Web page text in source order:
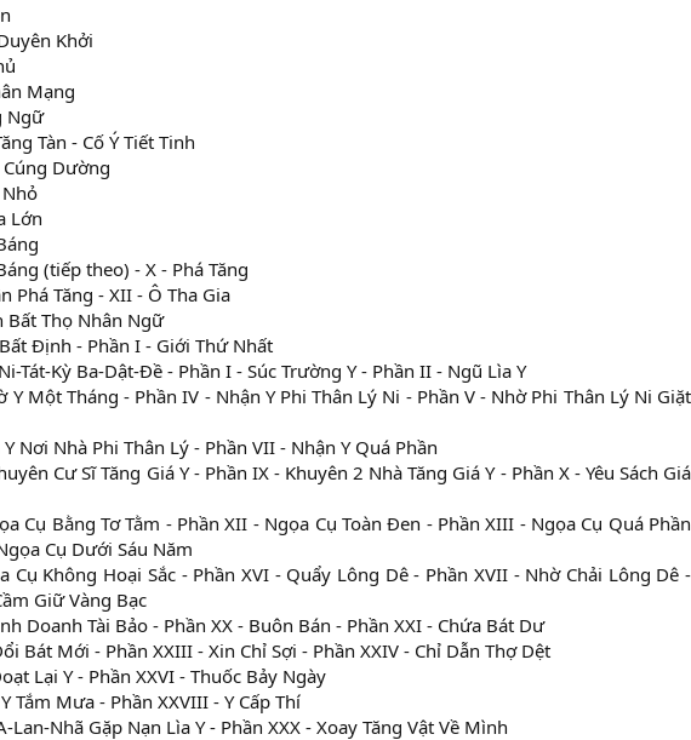
Khởi
Mạng
Ngữ
Tàn - Cố Ý Tiết Tinh
Cúng Dường
Lớn
(tiếp theo) - X - Phá Tăng
Phá Tăng - XII - Ô Tha Gia
Bất Thọ Nhân Ngữ
Định - Phần I - Giới Thứ Nhất
Tát-Kỳ Ba-Dật-Đề - Phần I - Súc Trường Y - Phần II - Ngũ Lìa Y
Y Một Tháng - Phần IV - Nhận Y Phi Thân Lý Ni - Phần V - Nhờ Phi Thân Lý Ni Giặt
Nơi Nhà Phi Thân Lý - Phần VII - Nhận Y Quá Phần
Cư Sĩ Tăng Giá Y - Phần IX - Khuyên 2 Nhà Tăng Giá Y - Phần X - Yêu Sách Giá
Cụ Bằng Tơ Tằm - Phần XII - Ngọa Cụ Toàn Đen - Phần XIII - Ngọa Cụ Quá Phần
Cụ Dưới Sáu Năm
Cụ Không Hoại Sắc - Phần XVI - Quẩy Lông Dê - Phần XVII - Nhờ Chải Lông Dê -
Giữ Vàng Bạc
Doanh Tài Bảo - Phần XX - Buôn Bán - Phần XXI - Chứa Bát Dư
Bát Mới - Phần XXIII - Xin Chỉ Sợi - Phần XXIV - Chỉ Dẫn Thợ Dệt
Lại Y - Phần XXVI - Thuốc Bảy Ngày
Tắm Mưa - Phần XXVIII - Y Cấp Thí
Lan-Nhã Gặp Nạn Lìa Y - Phần XXX - Xoay Tăng Vật Về Mình